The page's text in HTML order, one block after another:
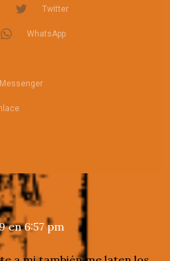
Twitter
WhatsApp
en 6:57 pm